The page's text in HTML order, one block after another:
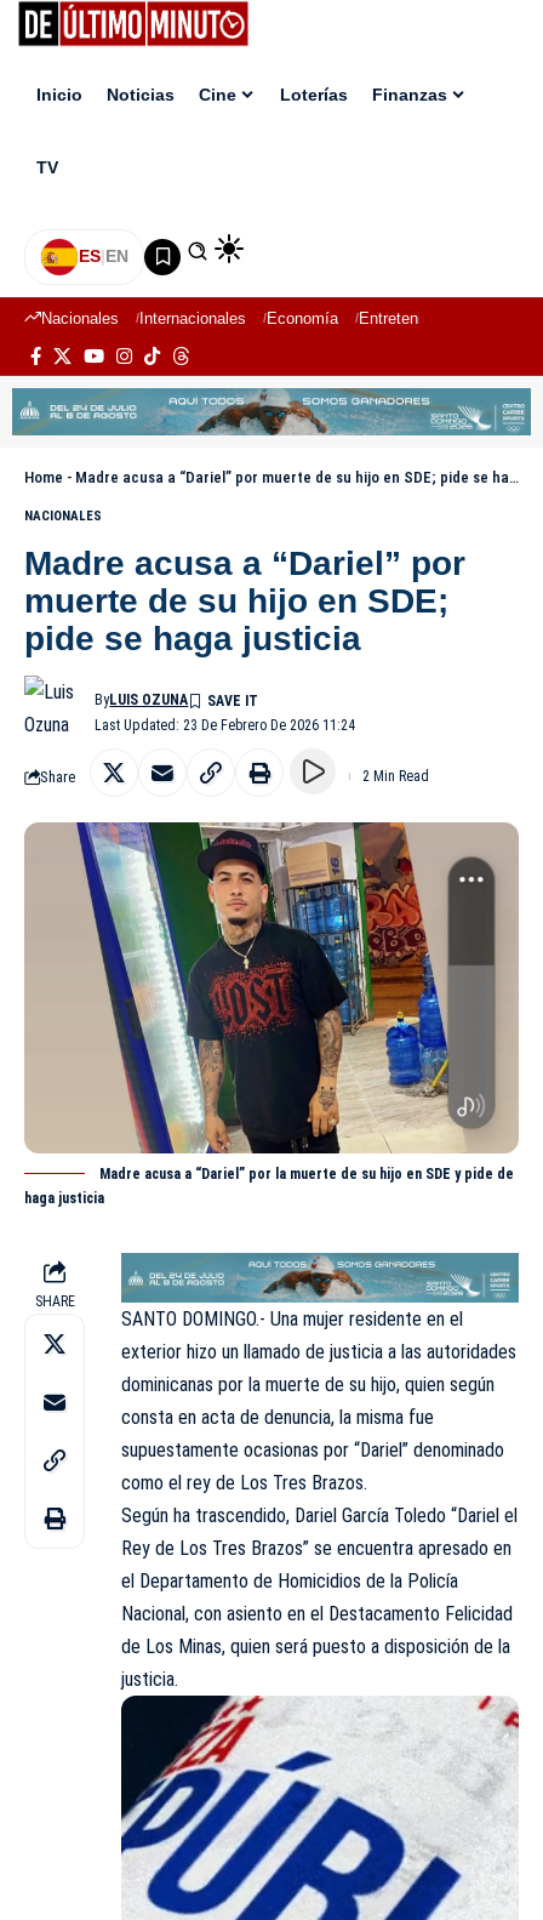
Inicio Noticias Cine Loterías Finanzas
TV
ES|EN
Nacionales Internacionales Economía Entretenimiento
Home - Madre acusa a “Dariel” por muerte de su hijo en SDE; pide se haga justicia
NACIONALES
Madre acusa a “Dariel” por
muerte de su hijo en SDE;
pide se haga justicia
Last Updated: 23 De Febrero De 2026 11:24
ByLUIS OZUNA
Share 2 Min Read
Madre acusa a “Dariel” por la muerte de su hijo en SDE y pide de
haga justicia
SHARE
SANTO DOMINGO.- Una mujer residente en el
exterior hizo un llamado de justicia a las autoridades
dominicanas por la muerte de su hijo, quien según
consta en acta de denuncia, la misma fue
supuestamente ocasionas por “Dariel” denominado
como el rey de Los Tres Brazos.
Según ha trascendido, Dariel García Toledo “Dariel el
Rey de Los Tres Brazos” se encuentra apresado en
el Departamento de Homicidios de la Policía
Nacional, con asiento en el Destacamento Felicidad
de Los Minas, quien será puesto a disposición de la
justicia.